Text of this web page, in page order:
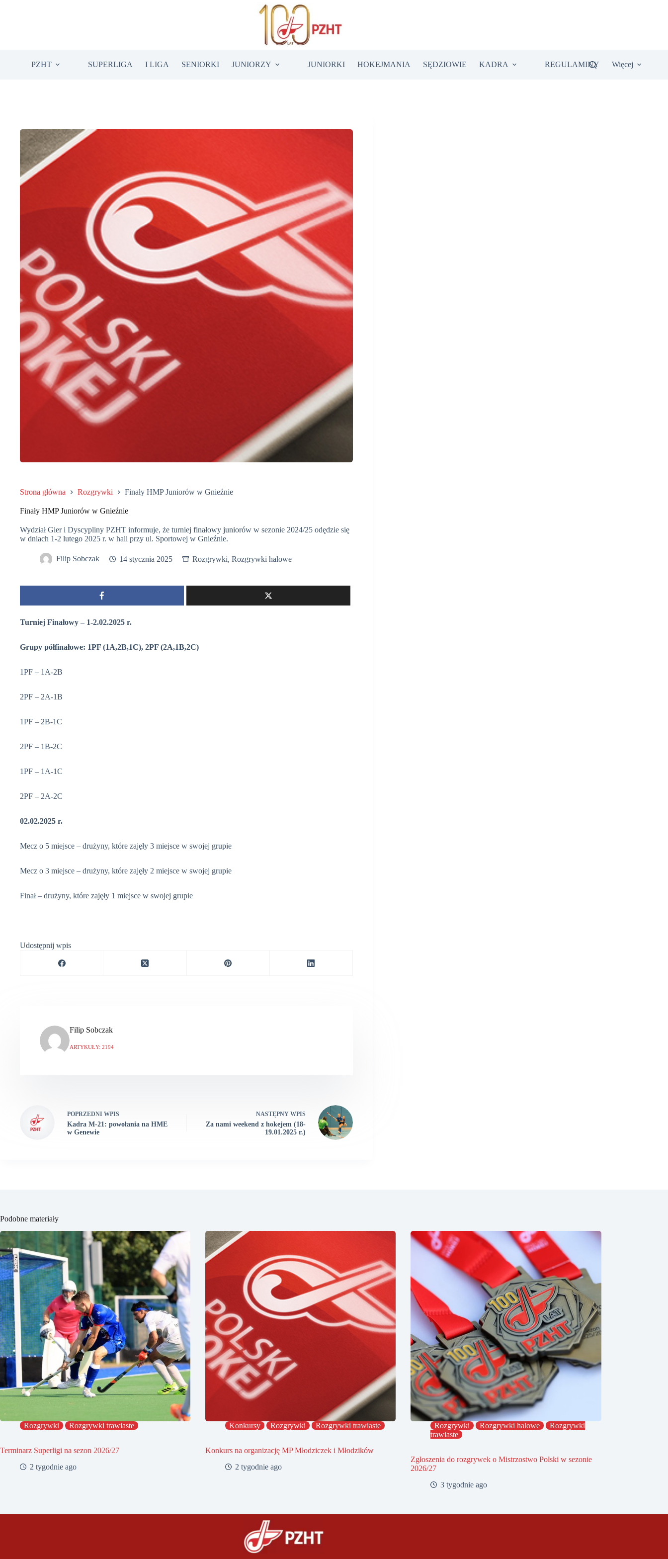
PZHT SUPERLIGA I LIGA SENIORKI JUNIORZY JUNIORKI HOKEJMANIA SĘDZIOWIE KADRA REGULAMINY Więcej
Strona główna Rozgrywki Finały HMP Juniorów w Gnieźnie
Finały HMP Juniorów w Gnieźnie
Wydział Gier i Dyscypliny PZHT informuje, że turniej finałowy juniorów w sezonie 2024/25 odędzie się
w dniach 1-2 lutego 2025 r. w hali przy ul. Sportowej w Gnieźnie.
Filip Sobczak 14 stycznia 2025 Rozgrywki, Rozgrywki halowe
Turniej Finałowy – 1-2.02.2025 r.
Grupy półfinałowe: 1PF (1A,2B,1C), 2PF (2A,1B,2C)
1PF – 1A-2B
2PF – 2A-1B
1PF – 2B-1C
2PF – 1B-2C
1PF – 1A-1C
2PF – 2A-2C
02.02.2025 r.
Mecz o 5 miejsce – drużyny, które zajęły 3 miejsce w swojej grupie
Mecz o 3 miejsce – drużyny, które zajęły 2 miejsce w swojej grupie
Finał – drużyny, które zajęły 1 miejsce w swojej grupie
Udostępnij wpis
Filip Sobczak
ARTYKUŁY: 2194
POPRZEDNI WPIS
Kadra M-21: powołania na HME
w Genewie
NASTĘPNY WPIS
Za nami weekend z hokejem (18-
19.01.2025 r.)
Podobne materiały
Rozgrywki Rozgrywki trawiaste
Terminarz Superligi na sezon 2026/27
2 tygodnie ago
Konkursy Rozgrywki Rozgrywki trawiaste
Konkurs na organizację MP Młodziczek i Młodzików
2 tygodnie ago
Rozgrywki Rozgrywki halowe
Rozgrywki
trawiaste
Zgłoszenia do rozgrywek o Mistrzostwo Polski w sezonie
2026/27
3 tygodnie ago